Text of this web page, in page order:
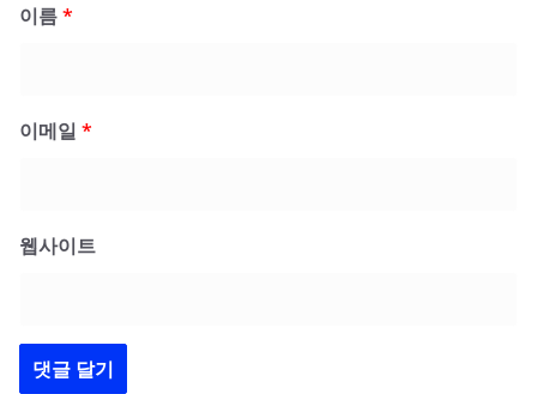
이름*
이메일 *
웹사이트